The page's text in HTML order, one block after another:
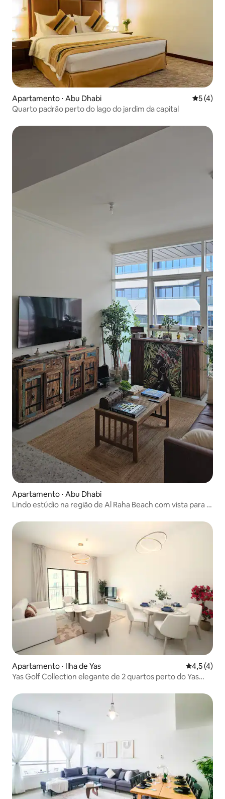
Apartamento ⋅ Abu Dhabi 5 de
5 (4)
Quarto padrão perto do lago do jardim da capital
Apartamento ⋅ Abu Dhabi
Lindo estúdio na região de Al Raha Beach com vista para o
Apartamento ⋅ Ilha de Yas 4,5 de
4,5 (4)
Yas Golf Collection elegante de 2 quartos perto do Yas